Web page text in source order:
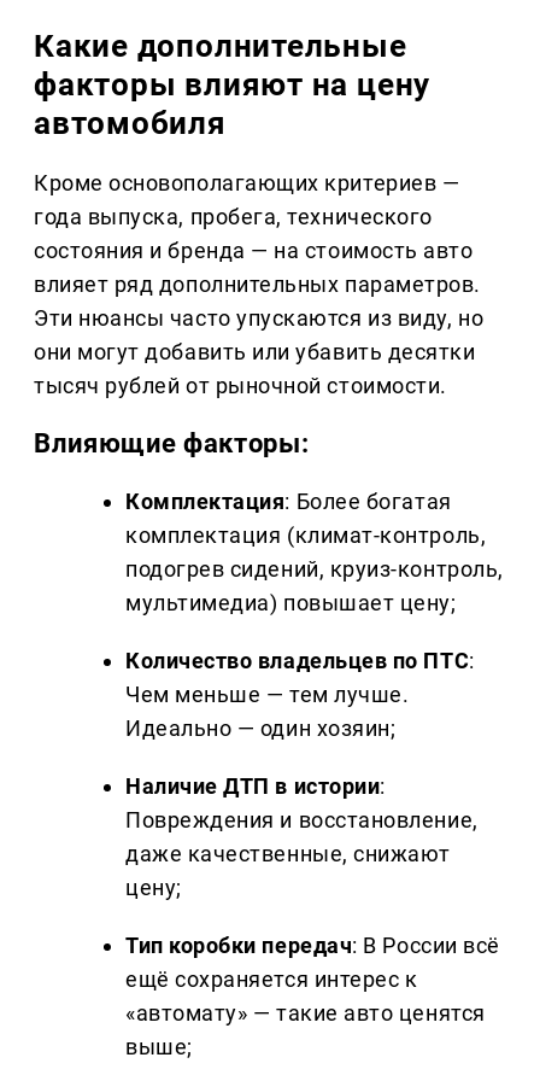
Какие дополнительные
факторы влияют на цену
автомобиля
Кроме основополагающих критериев —
года выпуска, пробега, технического
состояния и бренда — на стоимость авто
влияет ряд дополнительных параметров.
Эти нюансы часто упускаются из виду, но
они могут добавить или убавить десятки
тысяч рублей от рыночной стоимости.
Влияющие факторы:
Комплектация: Более богатая
комплектация (климат-контроль,
подогрев сидений, круиз-контроль,
мультимедиа) повышает цену;
Количество владельцев по ПТС:
Чем меньше — тем лучше.
Идеально — один хозяин;
Наличие ДТП в истории:
Повреждения и восстановление,
даже качественные, снижают
цену;
Тип коробки передач: В России всё
ещё сохраняется интерес к
«автомату» — такие авто ценятся
выше;